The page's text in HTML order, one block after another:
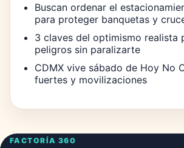
Buscan ordenar el
para proteger banquetas y
3 claves del optimismo realista
peligros sin paralizarte
CDMX vive sábado de Hoy No
fuertes y movilizaciones
FACTORÍA 360